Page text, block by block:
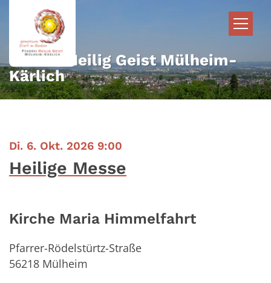
Zum Inhalt springen
Pfarrei Heilig Geist Mülheim-
Kärlich
Di. 6. Okt. 2026 9:00
Heilige Messe
Kirche Maria Himmelfahrt
Pfarrer-Rödelstürtz-Straße
56218 Mülheim